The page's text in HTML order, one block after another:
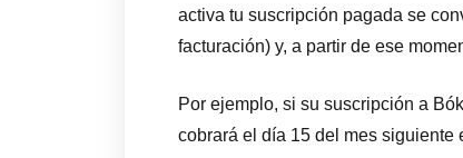
activa tu suscripción pagada se
facturación) y, a partir de ese
Por ejemplo, si su suscripción a
cobrará el día 15 del mes siguiente